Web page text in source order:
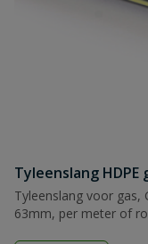
Tyleenslang HDPE
Tyleenslang voor gas,
63mm, per meter of